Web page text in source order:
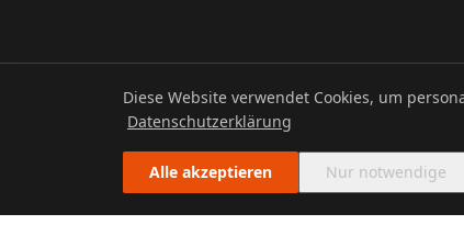
© 2026 UTBOERG TV
Diese Website verwendet Cookies, um
Datenschutzerklärung
Alle akzeptieren Nur notwendige